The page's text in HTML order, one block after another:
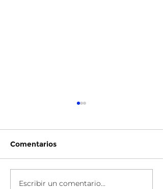
Pamela Vivero
Comentarios
Escribir un comentario...